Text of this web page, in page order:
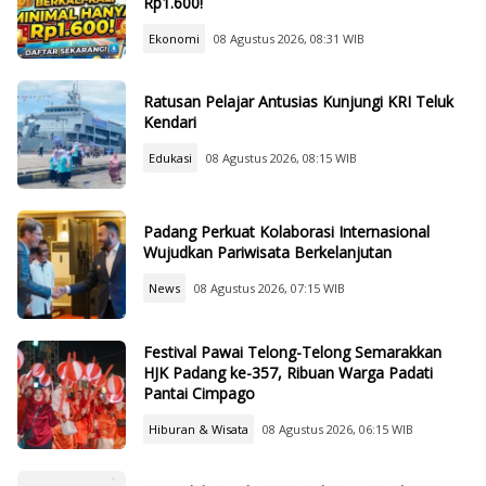
Ekonomi 08 Agustus 2026, 08:31 WIB
Ratusan Pelajar Antusias Kunjungi KRI Teluk
Kendari
Edukasi 08 Agustus 2026, 08:15 WIB
Padang Perkuat Kolaborasi Internasional
Wujudkan Pariwisata Berkelanjutan
News 08 Agustus 2026, 07:15 WIB
Festival Pawai Telong-Telong Semarakkan
HJK Padang ke-357, Ribuan Warga Padati
Pantai Cimpago
Hiburan & Wisata 08 Agustus 2026, 06:15 WIB